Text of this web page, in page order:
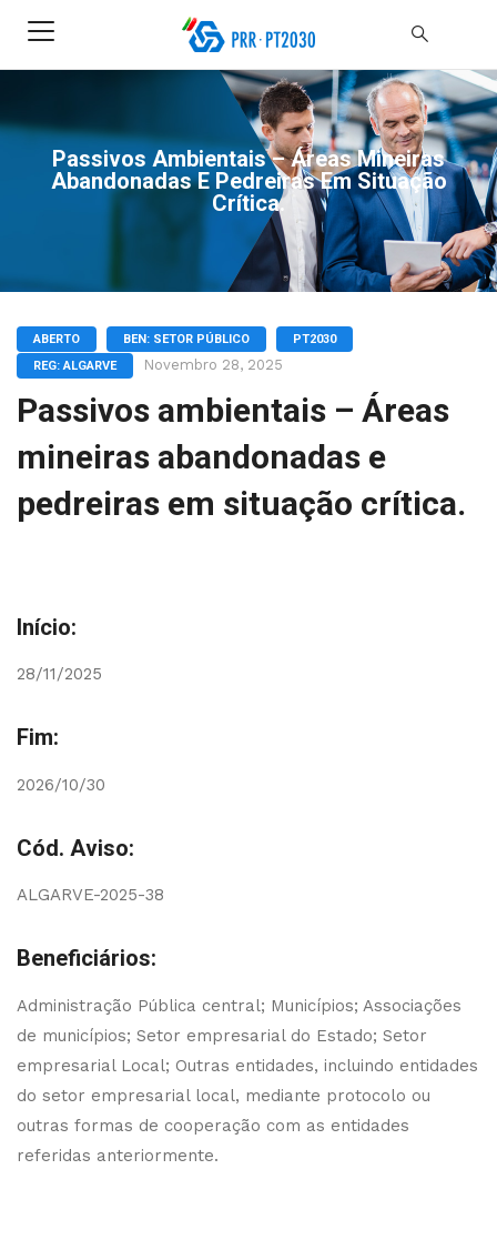
Passivos Ambientais – Áreas Mineiras
Abandonadas E Pedreiras Em Situação
Crítica.
ABERTO BEN: SETOR PÚBLICO
PT2030
REG: ALGARVE
Novembro 28, 2025
Passivos ambientais – Áreas
mineiras abandonadas e
pedreiras em situação crítica.
Início:
28/11/2025
Fim:
2026/10/30
Cód. Aviso:
ALGARVE-2025-38
Beneficiários:
Administração Pública central; Municípios; Associações
de municípios; Setor empresarial do Estado; Setor
empresarial Local; Outras entidades, incluindo entidades
do setor empresarial local, mediante protocolo ou
outras formas de cooperação com as entidades
referidas anteriormente.